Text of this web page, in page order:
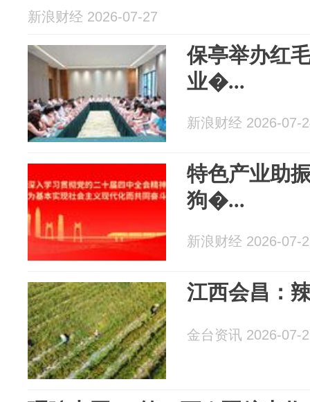
新浪财经 2026-07-27
保亭举办红
业�...
新浪财经 2026-07-
特色产业助
狗�...
新浪财经 2026-07-
江西会昌：
金台资讯 2026-07-